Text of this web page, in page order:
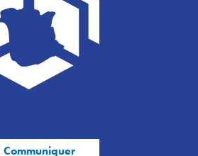
Communiquer